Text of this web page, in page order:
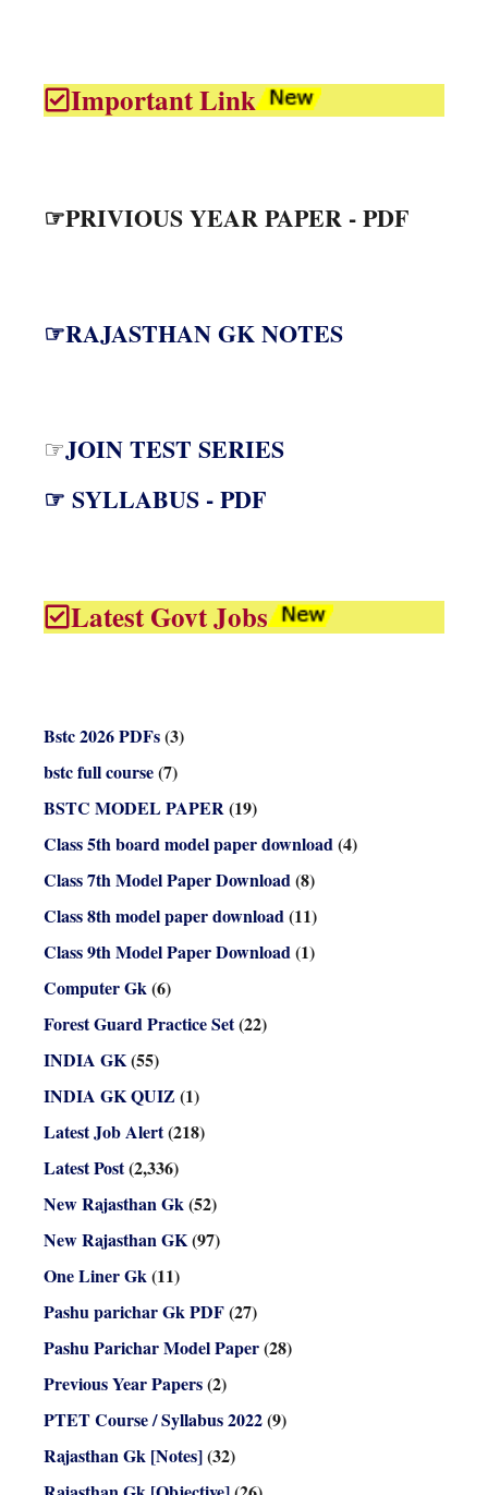
Important Link
☞PRIVIOUS YEAR PAPER - PDF
☞RAJASTHAN GK NOTES
☞JOIN TEST SERIES
☞ SYLLABUS - PDF
Latest Govt Jobs
Bstc 2026 PDFs(3)
bstc full course(7)
BSTC MODEL PAPER (19)
Class 5th board model paper download (4)
Class 7th Model Paper Download (8)
Class 8th model paper download (11)
Class 9th Model Paper Download (1)
Computer Gk (6)
Forest Guard Practice Set(22)
INDIA GK(55)
INDIA GK QUIZ (1)
Latest Job Alert(218)
Latest Post(2,336)
New Rajasthan Gk (52)
New Rajasthan GK(97)
One Liner Gk (11)
Pashu parichar Gk PDF(27)
Pashu Parichar Model Paper(28)
Previous Year Papers(2)
PTET Course / Syllabus 2022(9)
Rajasthan Gk [Notes](32)